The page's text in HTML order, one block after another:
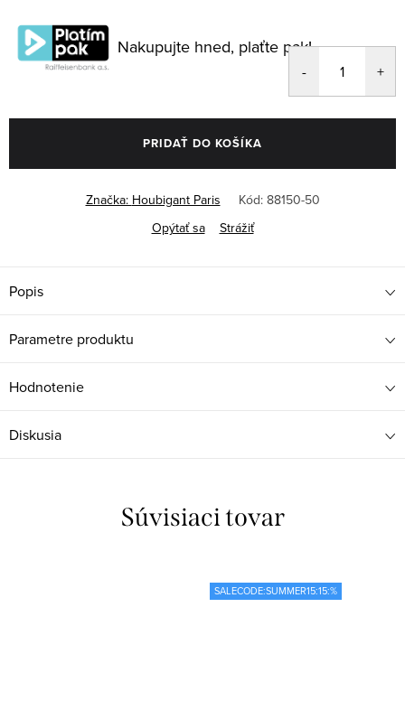
cena:
Nakupujte hned, plaťte pak!
PRIDAŤ DO KOŠÍKA
Značka: Houbigant Paris Kód: 88150-50
Opýtať sa
Strážiť
Popis
Parametre produktu
Hodnotenie
Diskusia
Súvisiaci tovar
SALECODE:SUMMER15:15:%